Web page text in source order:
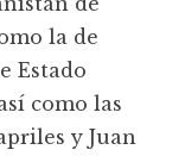
la de
Estado
como las
y Juan